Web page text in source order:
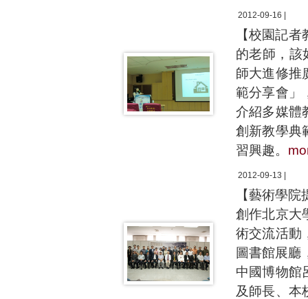
2012-09-16 |
【校園記
的老師，該
師大進修推
範分享會」
介紹多媒體
創新教學典
習興趣。
2012-09-13 |
【藝術學
創作北京大
術交流活動
圖書館展廳
中國博物館
及師長、本